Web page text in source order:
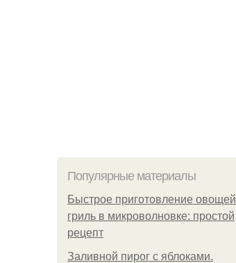
Популярные материалы
Быстрое приготовление овощей
гриль в микроволновке: простой
рецепт
Заливной пирог с яблоками.